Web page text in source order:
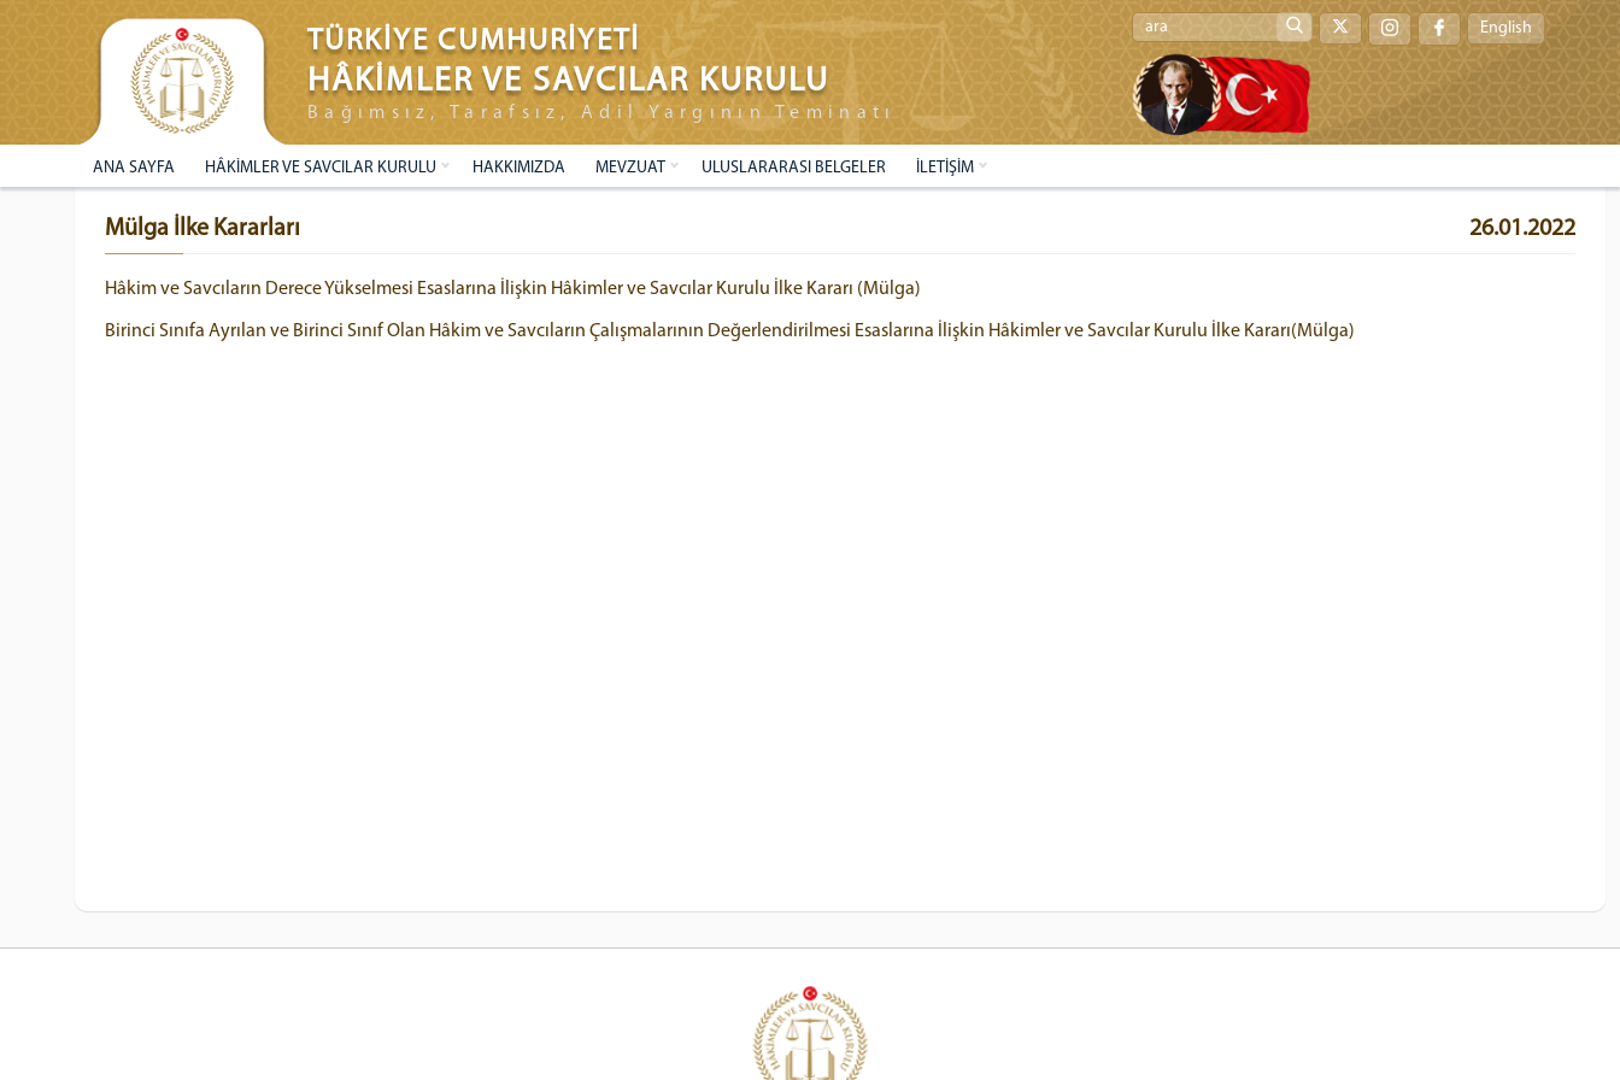
TÜRKİYE CUMHURİYETİ
HÂKİMLER VE SAVCILAR KURULU
Bağımsız, Tarafsız, Adil Yargının Teminatı
English
ANA SAYFA HÂKİMLER VE SAVCILAR KURULU HAKKIMIZDA MEVZUAT ULUSLARARASI BELGELER İLETİŞİM
Mülga İlke Kararları 26.01.2022
Hâkim ve Savcıların Derece Yükselmesi Esaslarına İlişkin Hâkimler ve Savcılar Kurulu İlke Kararı (Mülga)
Birinci Sınıfa Ayrılan ve Birinci Sınıf Olan Hâkim ve Savcıların Çalışmalarının Değerlendirilmesi Esaslarına İlişkin Hâkimler ve Savcılar Kurulu İlke Kararı(Mülga)